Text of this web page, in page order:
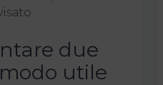
due
utile